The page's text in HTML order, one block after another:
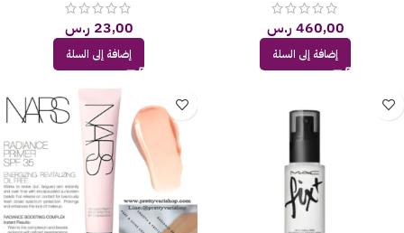
460,00ر.س
إضافة إلى السلة
23,00 ر.س
إضافة إلى السلة